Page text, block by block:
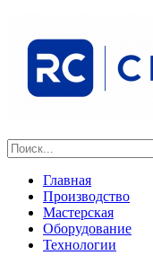
Главная
Производство
Мастерская
Оборудование
Технологии